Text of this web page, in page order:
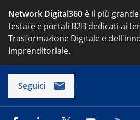
Network Digital360 è il più
testate e portali B2B dedicati ai
Trasformazione Digitale e
Imprenditoriale.
Seguici